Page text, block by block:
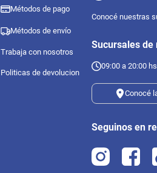
Métodos de pago
Métodos de envío
Trabaja con nosotros
Politicas de devolucion
Conocé nuestras
Sucursales de
09:00 a 20:00 hs
Conocé
Seguinos en